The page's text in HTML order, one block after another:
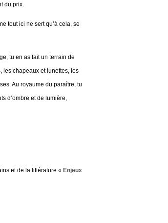
du prix.
tout ici ne sert qu’à cela, se
tu en as fait un terrain de
les chapeaux et lunettes, les
Au royaume du paraître, tu
d’ombre et de lumière,
et de la littérature « Enjeux